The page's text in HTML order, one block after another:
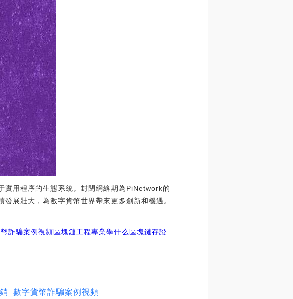
用程序的生態系統。封閉網絡期為PiNetwork的
展壯大，為數字貨幣世界帶來更多創新和機遇。
詐騙案例視頻區塊鏈工程專業學什么 區塊鏈存證
_數字貨幣詐騙案例視頻